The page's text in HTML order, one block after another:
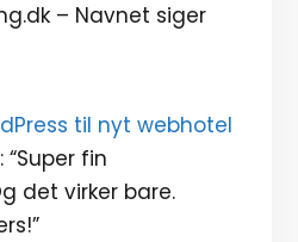
– Navnet siger
til nyt webhotel
: “Super fin
det virker bare.
”